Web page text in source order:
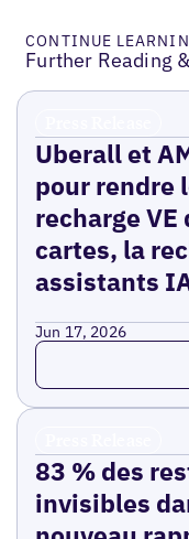
CONTINUE
Further Reading
Uberall et
pour rendre
recharge
cartes, la
assistants
Jun 17, 2026
Read more
83 % des
invisibles